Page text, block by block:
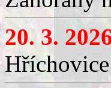
20. 3.